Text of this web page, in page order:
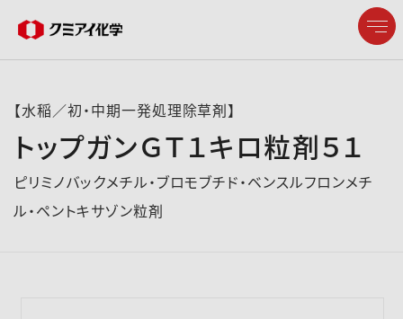
企業情報
製品情報
【水稲／初・中期一発処理除草剤】
トップガンＧＴ１キロ粒剤５１
ピリミノバックメチル・ブロモブチド・ベンスルフロンメチ
ル・ペントキサゾン粒剤